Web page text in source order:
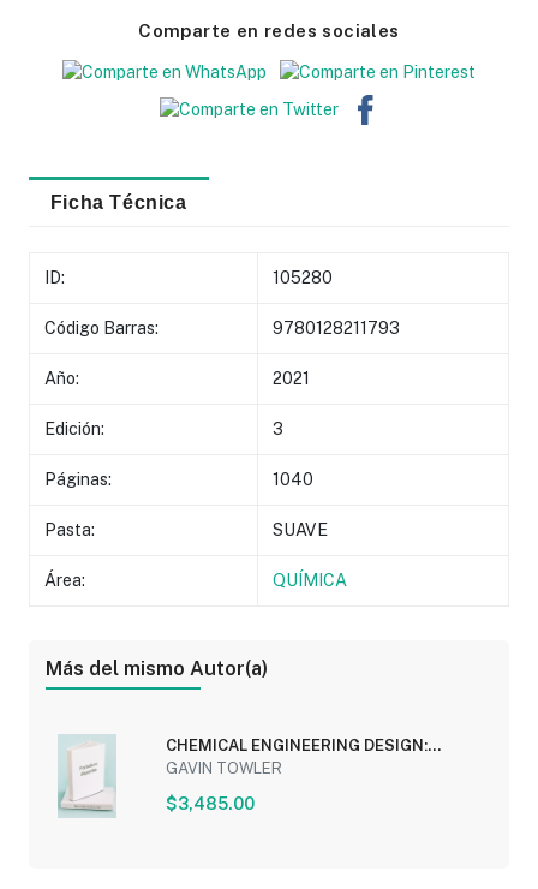
Comparte en redes sociales
Ficha Técnica
ID: 105280
Código Barras: 9780128211793
Año: 2021
Edición: 3
Páginas: 1040
Pasta: SUAVE
Área: QUÍMICA
Más del mismo Autor(a)
CHEMICAL ENGINEERING DESIGN:
PRINCIPLES, PRACTICE...
GAVIN TOWLER
$3,485.00